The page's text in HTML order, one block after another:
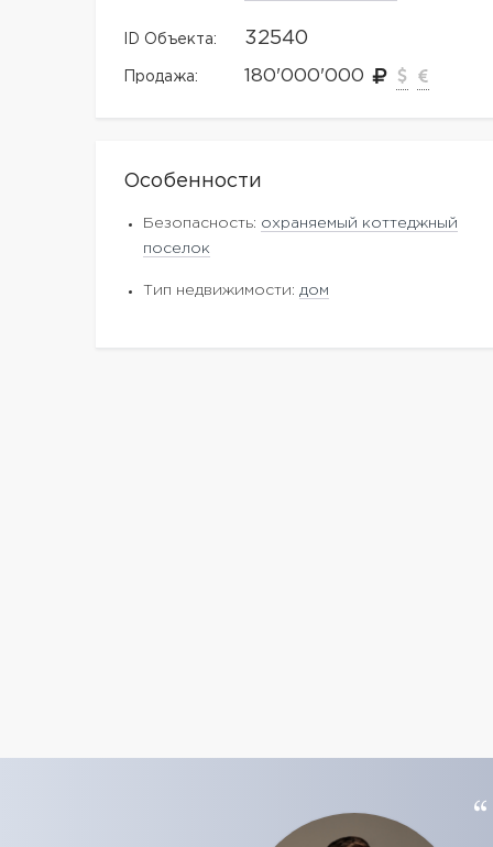
ID Объекта: 32540
Продажа: 180'000'000
Особенности
Безопасность: охраняемый коттеджный
поселок
Тип недвижимости: дом